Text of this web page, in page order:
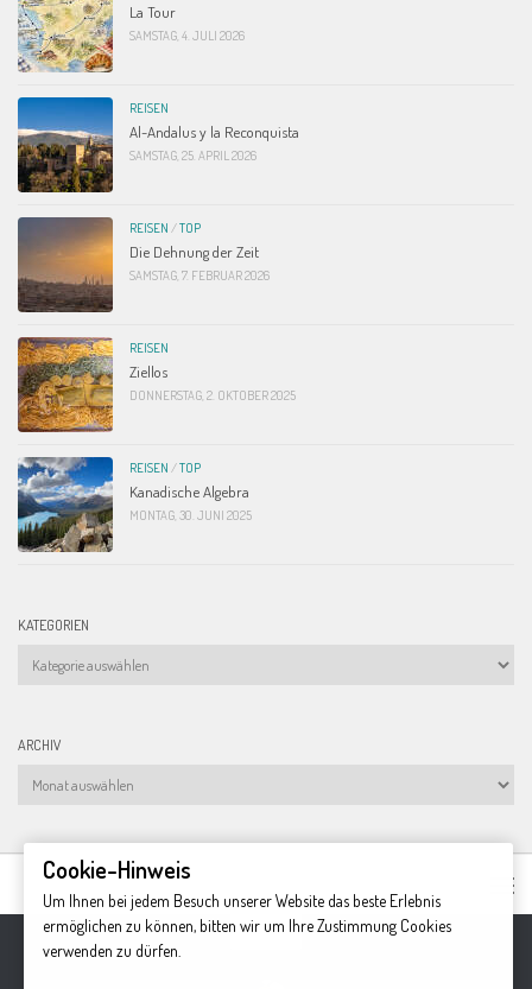
La Tour
SAMSTAG, 4. JULI 2026
REISEN
Al-Andalus y la Reconquista
SAMSTAG, 25. APRIL 2026
REISEN /TOP
Die Dehnung der Zeit
SAMSTAG, 7. FEBRUAR 2026
REISEN
Ziellos
DONNERSTAG, 2. OKTOBER 2025
REISEN /TOP
Kanadische Algebra
MONTAG, 30. JUNI 2025
KATEGORIEN
Kategorien
ARCHIV
Archiv
Cookie-Hinweis
Um Ihnen bei jedem Besuch unserer Website das beste Erlebnis
ermöglichen zu können, bitten wir um Ihre Zustimmung Cookies
verwenden zu dürfen.